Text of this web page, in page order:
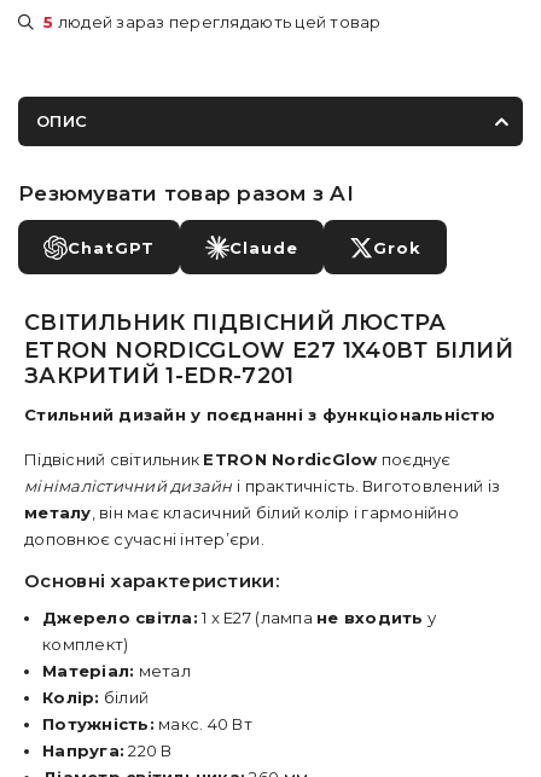
5 людей зараз переглядають цей товар
ОПИС
Резюмувати товар разом з AI
ChatGPT Claude Grok
СВІТИЛЬНИК ПІДВІСНИЙ ЛЮСТРА
ETRON NORDICGLOW E27 1X40ВТ БІЛИЙ
ЗАКРИТИЙ 1-EDR-7201
Стильний дизайн у поєднанні з функціональністю
Підвісний світильник ETRON NordicGlow поєднує
мінімалістичний дизайн і практичність. Виготовлений із
металу , він має класичний білий колір і гармонійно
доповнює сучасні інтер’єри.
Основні характеристики:
Джерело світла: 1 x E27 (лампа не входить у
комплект)
Матеріал: метал
Колір: білий
Потужність: макс. 40 Вт
Напруга: 220 В